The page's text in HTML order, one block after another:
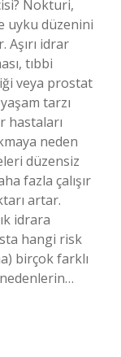
Nokturi,
uyku düzenini
idrar
tıbbi
veya prostat
tarzı
hastaları
neden
düzensiz
fazla çalışır
artar.
idrara
hangi risk
birçok farklı